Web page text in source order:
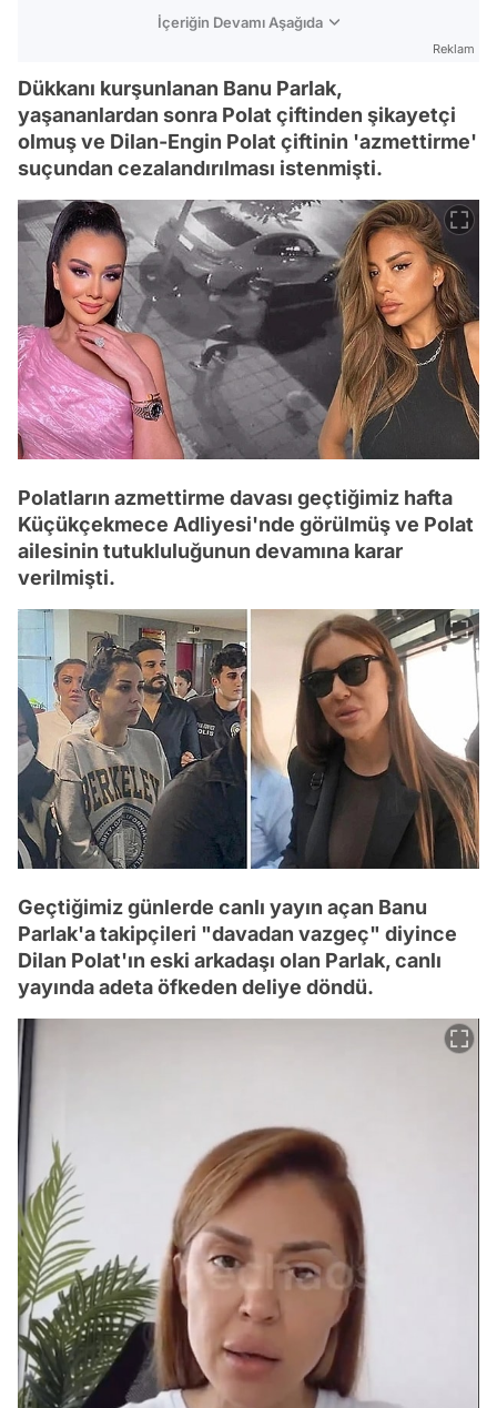
İçeriğin Devamı Aşağıda
Reklam
Dükkanı kurşunlanan Banu Parlak,
yaşananlardan sonra Polat çiftinden şikayetçi
olmuş ve Dilan-Engin Polat çiftinin 'azmettirme'
suçundan cezalandırılması istenmişti.
Polatların azmettirme davası geçtiğimiz hafta
Küçükçekmece Adliyesi'nde görülmüş ve Polat
ailesinin tutukluluğunun devamına karar
verilmişti.
Geçtiğimiz günlerde canlı yayın açan Banu
Parlak'a takipçileri "davadan vazgeç" diyince
Dilan Polat'ın eski arkadaşı olan Parlak, canlı
yayında adeta öfkeden deliye döndü.